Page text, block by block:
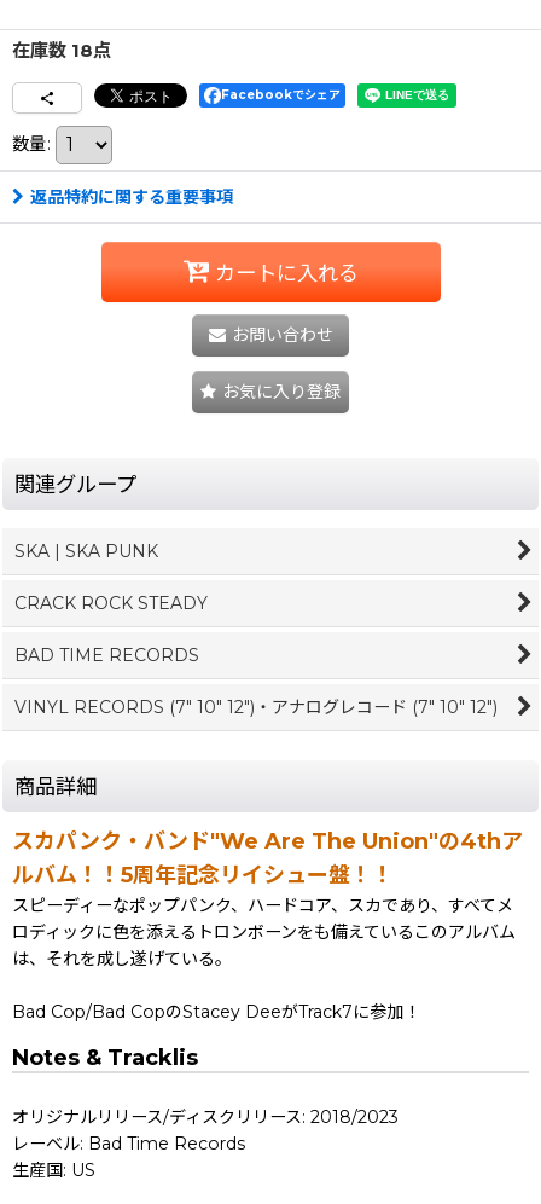
在庫数 18点
Facebookでシェア
数量:
返品特約に関する重要事項
カートに入れる
お問い合わせ
お気に入り登録
関連グループ
SKA | SKA PUNK
CRACK ROCK STEADY
BAD TIME RECORDS
VINYL RECORDS (7" 10" 12")・アナログレコード (7" 10" 12")
商品詳細
スカパンク・バンド"We Are The Union"の4thア
ルバム！！5周年記念リイシュー盤！！
スピーディーなポップパンク、ハードコア、スカであり、すべてメ
ロディックに色を添えるトロンボーンをも備えているこのアルバム
は、それを成し遂げている。
Bad Cop/Bad CopのStacey DeeがTrack7に参加！
Notes & Tracklis
オリジナルリリース/ディスクリリース: 2018/2023
レーベル: Bad Time Records
生産国: US